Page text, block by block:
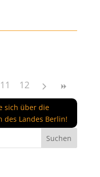
11 12
sich über die
des Landes Berlin!